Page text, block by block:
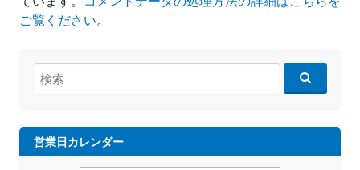
ご覧ください。
検
索:
営業日カレンダー